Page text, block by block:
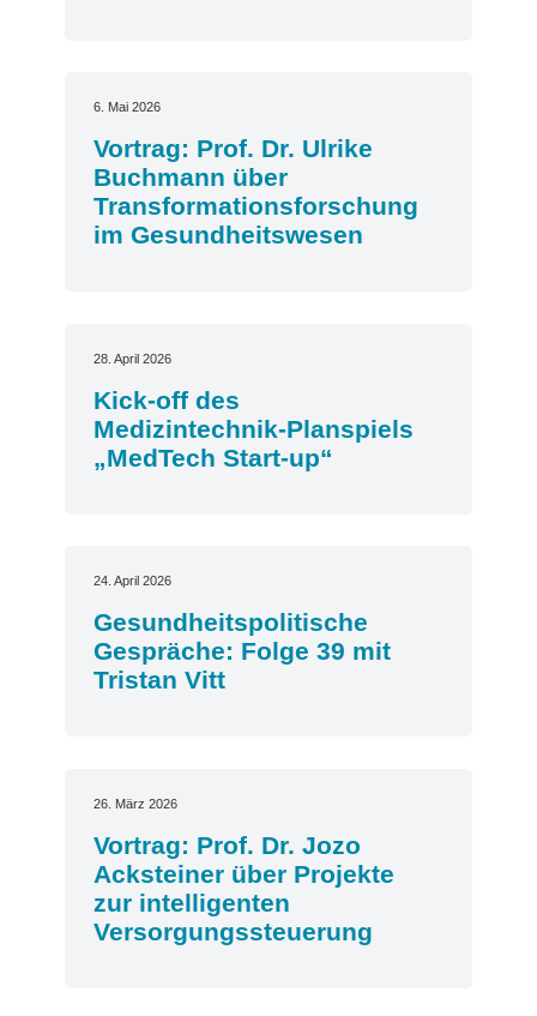
6. Mai 2026
Vortrag: Prof. Dr. Ulrike
Buchmann über
Transformationsforschung
im Gesundheitswesen
28. April 2026
Kick-off des
Medizintechnik-Planspiels
„MedTech Start-up“
24. April 2026
Gesundheitspolitische
Gespräche: Folge 39 mit
Tristan Vitt
26. März 2026
Vortrag: Prof. Dr. Jozo
Acksteiner über Projekte
zur intelligenten
Versorgungssteuerung